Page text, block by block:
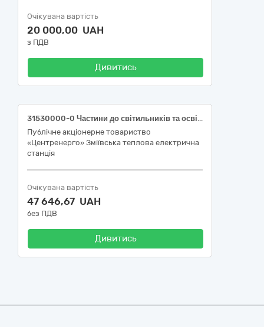
Очікувана вартість
20 000,00 UAH
з ПДВ
Дивитись
31530000-0 Частини до світильників та освітлювального обладнання (Лампи світлодіодні)
Публічне акціонерне товариство
«Центренерго» Зміївська теплова електрична
станція
Очікувана вартість
47 646,67 UAH
без ПДВ
Дивитись